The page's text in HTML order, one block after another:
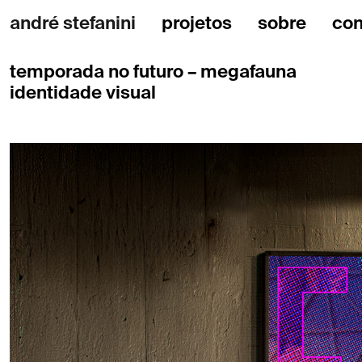
andré stefanini projetos sobre
temporada no futuro – megafauna
identidade visual